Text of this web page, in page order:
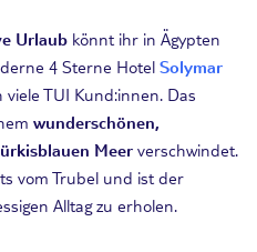
Urlaub könnt ihr in Ägypten
4 Sterne Hotel Solymar
TUI Kund:innen. Das
wunderschönen,
Meer verschwindet.
vom Trubel und ist der
Alltag zu erholen.